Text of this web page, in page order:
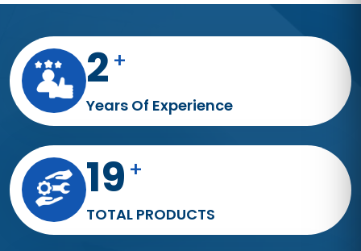
4 +
Years Of Experience
35+
TOTAL PRODUCTS